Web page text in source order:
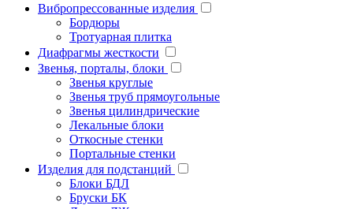
Вибропрессованные изделия
Бордюры
Тротуарная плитка
Диафрагмы жесткости
Звенья, порталы, блоки
Звенья круглые
Звенья труб прямоугольные
Звенья цилиндрические
Лекальные блоки
Откосные стенки
Портальные стенки
Изделия для подстанций
Блоки БДЛ
Бруски БК